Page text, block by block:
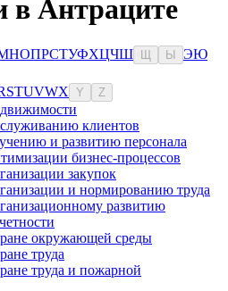
в Антраците
НОПРСТУФХЦЧШ Ы ЭЮ
STUVWX Y Z
клиентов
и развитию персонала
бизнес-процессов
закупок
и нормированию труда
развитию
окружающей среды
труда
труда и пожарной